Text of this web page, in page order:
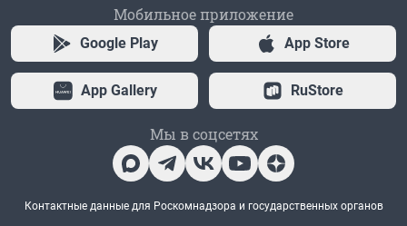
Мобильное приложение
Google Play App Store
App Gallery RuStore
Мы в соцсетях
Контактные данные для Роскомнадзора и государственных органов